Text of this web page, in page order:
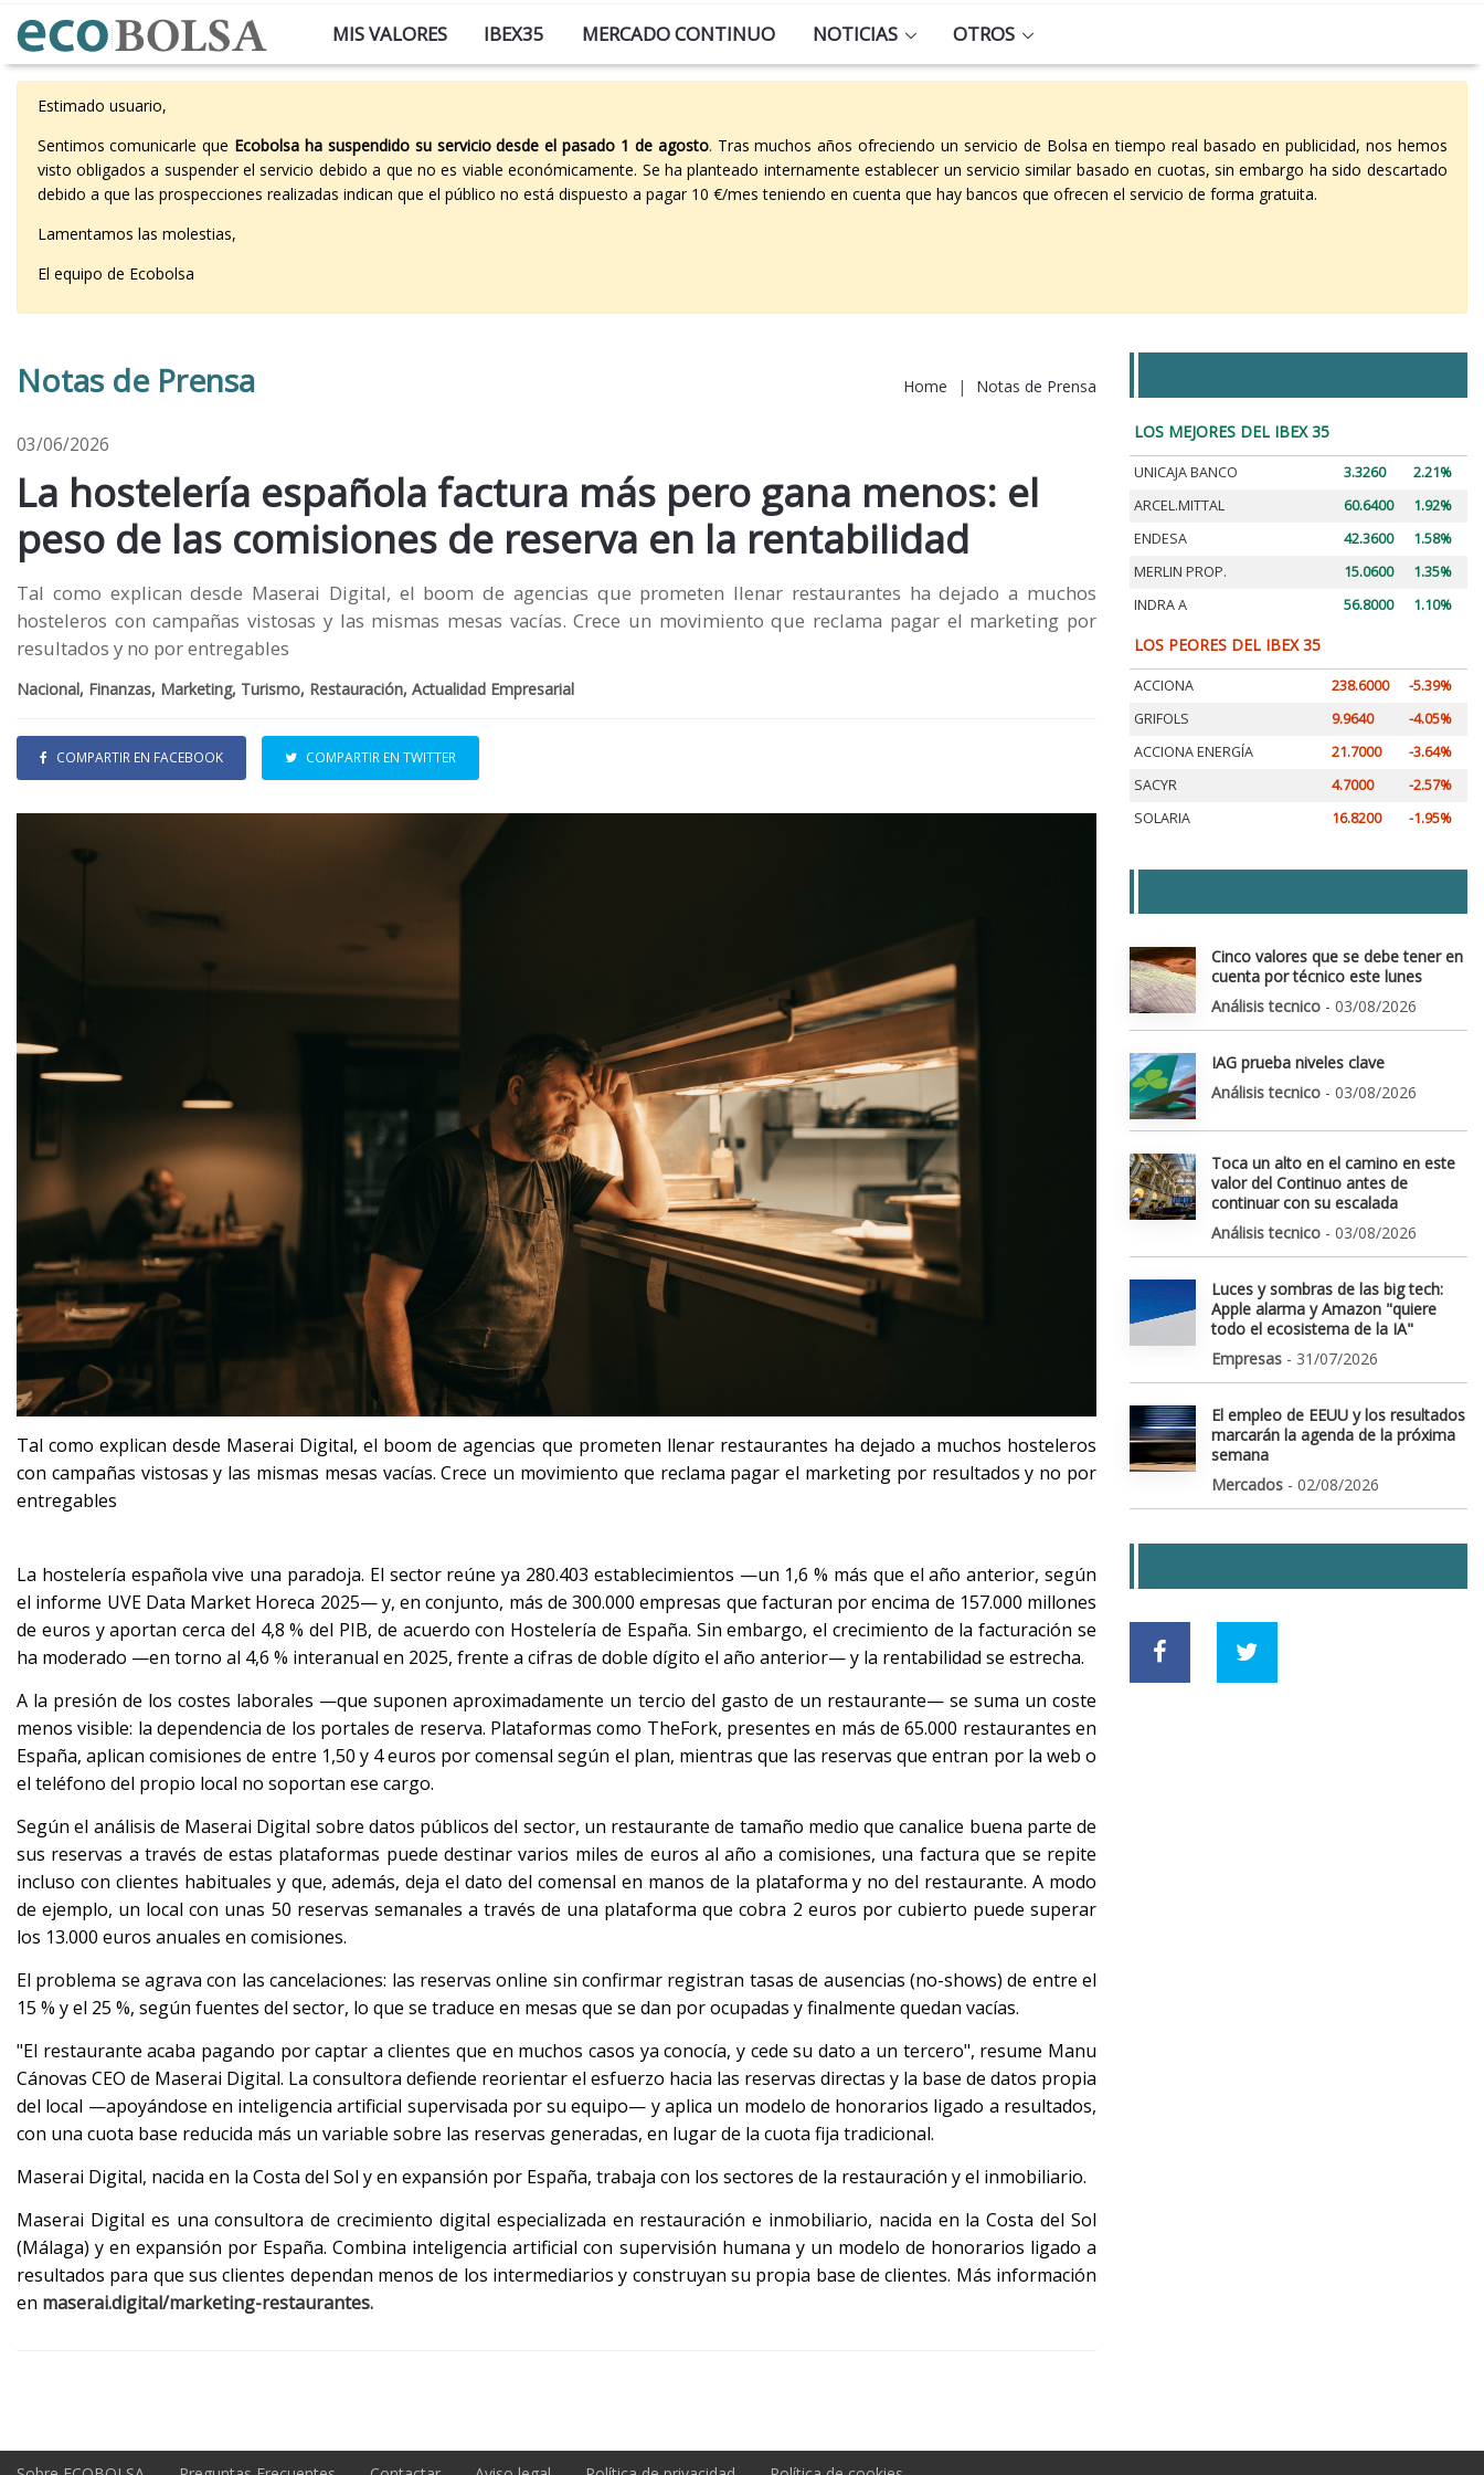
MIS VALORES IBEX35 MERCADO CONTINUO NOTICIAS OTROS
Estimado usuario,
Sentimos comunicarle que Ecobolsa ha suspendido su servicio desde el pasado 1 de agosto. Tras muchos años ofreciendo un servicio de Bolsa en tiempo real basado en publicidad, nos hemos
visto obligados a suspender el servicio debido a que no es viable económicamente. Se ha planteado internamente establecer un servicio similar basado en cuotas, sin embargo ha sido descartado
debido a que las prospecciones realizadas indican que el público no está dispuesto a pagar 10 €/mes teniendo en cuenta que hay bancos que ofrecen el servicio de forma gratuita.
Lamentamos las molestias,
El equipo de Ecobolsa
Notas de Prensa Home | Notas de Prensa
03/06/2026
La hostelería española factura más pero gana menos: el
peso de las comisiones de reserva en la rentabilidad
Tal como explican desde Maserai Digital, el boom de agencias que prometen llenar restaurantes ha dejado a muchos
hosteleros con campañas vistosas y las mismas mesas vacías. Crece un movimiento que reclama pagar el marketing por
resultados y no por entregables
Nacional, Finanzas, Marketing, Turismo, Restauración, Actualidad Empresarial
COMPARTIR EN FACEBOOK COMPARTIR EN TWITTER
Tal como explican desde Maserai Digital, el boom de agencias que prometen llenar restaurantes ha dejado a muchos hosteleros
con campañas vistosas y las mismas mesas vacías. Crece un movimiento que reclama pagar el marketing por resultados y no por
entregables
La hostelería española vive una paradoja. El sector reúne ya 280.403 establecimientos —un 1,6 % más que el año anterior, según
el informe UVE Data Market Horeca 2025— y, en conjunto, más de 300.000 empresas que facturan por encima de 157.000 millones
de euros y aportan cerca del 4,8 % del PIB, de acuerdo con Hostelería de España. Sin embargo, el crecimiento de la facturación se
ha moderado —en torno al 4,6 % interanual en 2025, frente a cifras de doble dígito el año anterior— y la rentabilidad se estrecha.
A la presión de los costes laborales —que suponen aproximadamente un tercio del gasto de un restaurante— se suma un coste
menos visible: la dependencia de los portales de reserva. Plataformas como TheFork, presentes en más de 65.000 restaurantes en
España, aplican comisiones de entre 1,50 y 4 euros por comensal según el plan, mientras que las reservas que entran por la web o
el teléfono del propio local no soportan ese cargo.
Según el análisis de Maserai Digital sobre datos públicos del sector, un restaurante de tamaño medio que canalice buena parte de
sus reservas a través de estas plataformas puede destinar varios miles de euros al año a comisiones, una factura que se repite
incluso con clientes habituales y que, además, deja el dato del comensal en manos de la plataforma y no del restaurante. A modo
de ejemplo, un local con unas 50 reservas semanales a través de una plataforma que cobra 2 euros por cubierto puede superar
los 13.000 euros anuales en comisiones.
El problema se agrava con las cancelaciones: las reservas online sin confirmar registran tasas de ausencias (no-shows) de entre el
15 % y el 25 %, según fuentes del sector, lo que se traduce en mesas que se dan por ocupadas y finalmente quedan vacías.
"El restaurante acaba pagando por captar a clientes que en muchos casos ya conocía, y cede su dato a un tercero", resume Manu
Cánovas CEO de Maserai Digital. La consultora defiende reorientar el esfuerzo hacia las reservas directas y la base de datos propia
del local —apoyándose en inteligencia artificial supervisada por su equipo— y aplica un modelo de honorarios ligado a resultados,
con una cuota base reducida más un variable sobre las reservas generadas, en lugar de la cuota fija tradicional.
Maserai Digital, nacida en la Costa del Sol y en expansión por España, trabaja con los sectores de la restauración y el inmobiliario.
Maserai Digital es una consultora de crecimiento digital especializada en restauración e inmobiliario, nacida en la Costa del Sol
(Málaga) y en expansión por España. Combina inteligencia artificial con supervisión humana y un modelo de honorarios ligado a
resultados para que sus clientes dependan menos de los intermediarios y construyan su propia base de clientes. Más información
en maserai.digital/marketing-restaurantes.
LOS MEJORES DEL IBEX 35
UNICAJA BANCO 3.3260
2.21%
ARCEL.MITTAL
60.6400
1.92%
ENDESA
42.3600
1.58%
MERLIN PROP.
15.0600
1.35%
INDRA A
56.8000 1.10%
LOS PEORES DEL IBEX 35
ACCIONA 238.6000
-5.39%
GRIFOLS
9.9640
-4.05%
ACCIONA ENERGÍA
21.7000
-3.64%
SACYR
4.7000
-2.57%
SOLARIA
16.8200 -1.95%
Cinco valores que se debe tener en
cuenta por técnico este lunes
Análisis tecnico - 03/08/2026
IAG prueba niveles clave
Análisis tecnico - 03/08/2026
Toca un alto en el camino en este
valor del Continuo antes de
continuar con su escalada
Análisis tecnico - 03/08/2026
Luces y sombras de las big tech:
Apple alarma y Amazon "quiere
todo el ecosistema de la IA"
Empresas - 31/07/2026
El empleo de EEUU y los resultados
marcarán la agenda de la próxima
semana
Mercados - 02/08/2026